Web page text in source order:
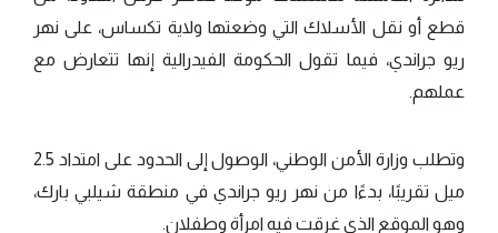
قطع أو نقل الأسلاك التي وضعتها ولاية تكساس، على نهر
ريو جراندي، فيما تقول الحكومة الفيدرالية إنها تتعارض مع
عملهم.
وتطلب وزارة الأمن الوطني، الوصول إلى الحدود على امتداد 2.5
ميل تقريبًا، بدءًا من نهر ريو جراندي في منطقة شيلبي بارك،
وهو الموقع الذي غرقت فيه امرأة وطفلان.